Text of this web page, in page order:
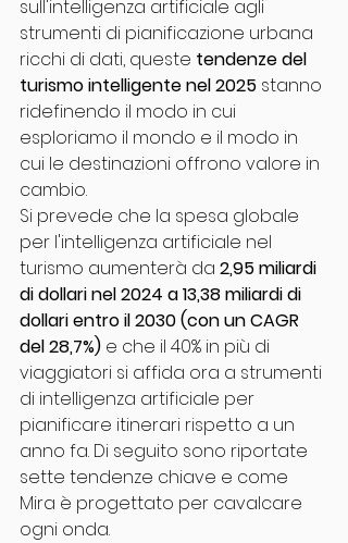
sull'intelligenza artificiale agli
strumenti di pianificazione urbana
ricchi di dati, queste tendenze del
turismo intelligente nel 2025 stanno
ridefinendo il modo in cui
esploriamo il mondo e il modo in
cui le destinazioni offrono valore in
cambio.
Si prevede che la spesa globale
per l'intelligenza artificiale nel
turismo aumenterà da 2,95 miliardi
di dollari nel 2024 a 13,38 miliardi di
dollari entro il 2030 (con un CAGR
del 28,7%) e che il 40% in più di
viaggiatori si affida ora a strumenti
di intelligenza artificiale per
pianificare itinerari rispetto a un
anno fa. Di seguito sono riportate
sette tendenze chiave e come
Mira è progettato per cavalcare
ogni onda.